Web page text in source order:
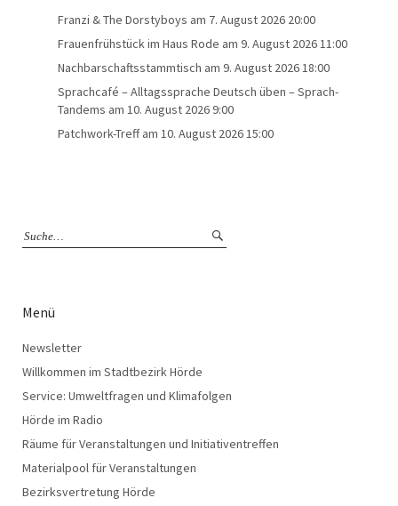
Franzi & The Dorstyboys am 7. August 2026 20:00
Frauenfrühstück im Haus Rode am 9. August 2026 11:00
Nachbarschaftsstammtisch am 9. August 2026 18:00
Sprachcafé – Alltagssprache Deutsch üben – Sprach-
Tandems am 10. August 2026 9:00
Patchwork-Treffam 10. August 2026 15:00
Menü
Newsletter
Willkommen im Stadtbezirk Hörde
Service: Umweltfragen und Klimafolgen
Hörde im Radio
Räume für Veranstaltungen und Initiativentreffen
Materialpool für Veranstaltungen
Bezirksvertretung Hörde